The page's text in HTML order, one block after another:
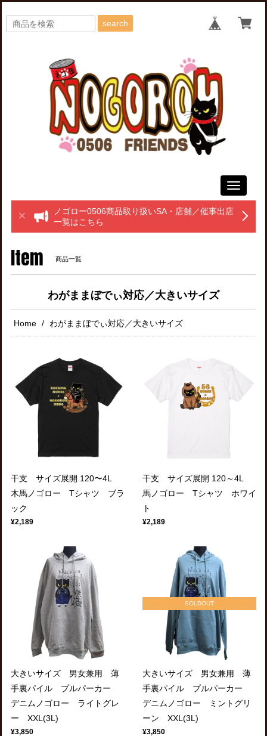
search
Toggle
ノゴロー0506商品取り扱いSA・店舗／催事出店
一覧はこちら
Item 商品一覧
わがままぼでぃ対応／大きいサイズ
Home わがままぼでぃ対応／大きいサイズ
干支 サイズ展開 120〜4L
木馬ノゴロー Tシャツ ブラ
ック
¥2,189
干支 サイズ展開 120～4L
馬ノゴロー Tシャツ ホワイ
ト
¥2,189
大きいサイズ 男女兼用 薄
手裏パイル プルパーカー
デニムノゴロー ライトグレ
ー XXL(3L)
¥3,850
SOLDOUT
大きいサイズ 男女兼用 薄
手裏パイル プルパーカー
デニムノゴロー ミントグリ
ーン XXL(3L)
¥3,850